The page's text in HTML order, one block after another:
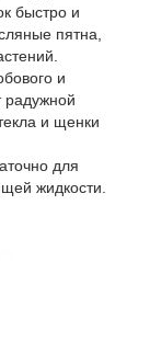
быстро и
пятна,
и
радужной
и щенки
для
жидкости.